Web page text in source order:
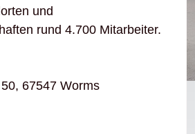
und
rund 4.700 Mitarbeiter.
67547 Worms